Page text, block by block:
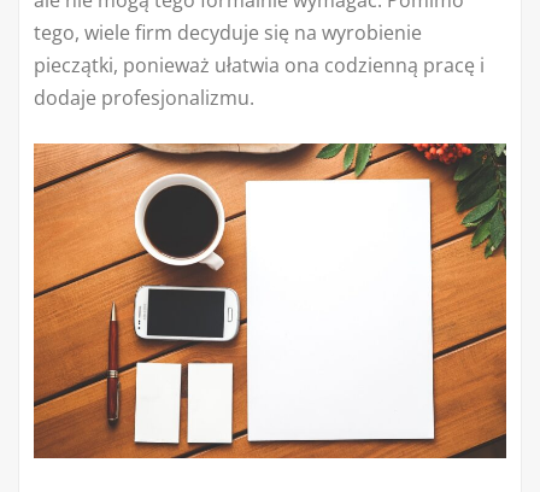
tego, wiele firm decyduje się na wyrobienie
pieczątki, ponieważ ułatwia ona codzienną pracę i
dodaje profesjonalizmu.